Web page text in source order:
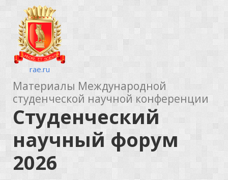
rae.ru
Материалы Международной
студенческой научной конференции
Студенческий
научный форум
2026